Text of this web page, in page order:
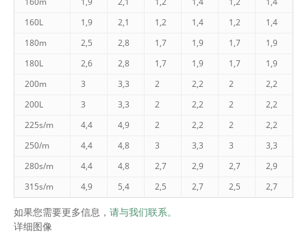
160L
1,9 2,1 1,2 1,4 1,2
1,4
180m
2,5 2,8 1,7 1,9 1,7
1,9
180L
2,6 2,8 1,7 1,9 1,7
1,9
200m
3 3,3 2 2,2 2
2,2
200L
3 3,3 2 2,2 2
2,2
225s/m
4,4 4,9 2 2,2 2
2,2
250/m
4,4 4,8 3 3,3 3
3,3
280s/m
4,4 4,8 2,7 2,9 2,7
2,9
315s/m
4,9 5,4 2,5 2,7 2,5 2,7
如果您需要更多信息， 请与我们联系。
详细图像